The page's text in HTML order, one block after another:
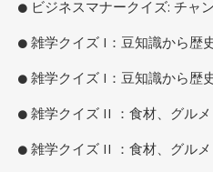
ビジネスマナークイズ: チャ
雑学クイズ I：豆知識から歴
雑学クイズ I：豆知識から歴
雑学クイズ II ：食材、グル
雑学クイズ II ：食材、グル